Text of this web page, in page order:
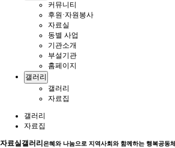
커뮤니티
후원·자원봉사
자료실
동별 사업
기관소개
부설기관
홈페이지
갤러리
갤러리
자료집
갤러리
자료집
자료실갤러리 은혜와 나눔으로 지역사회와 함께하는 행복공동